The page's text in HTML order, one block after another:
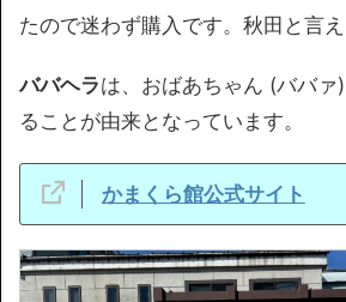
たので迷わず購入です。秋田と言え
ババヘラは、おばあちゃん (ババァ
ることが由来となっています。
かまくら館公式サイト